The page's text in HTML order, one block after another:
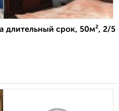
длительный срок, 50м², 2/5